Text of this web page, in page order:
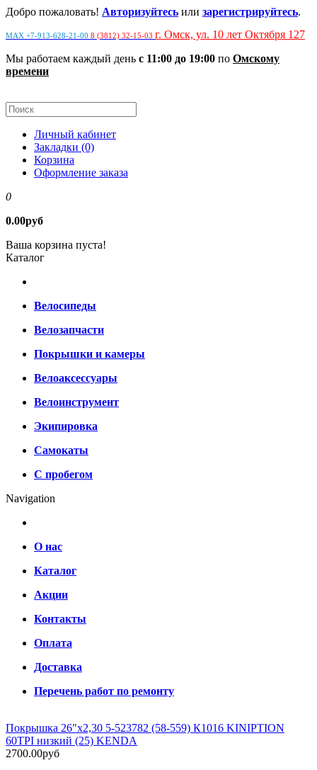
Добро пожаловать! Авторизуйтесь или зарегистрируйтесь.
MAX +7-913-628-21-00 8 (3812) 32-15-03 г. Омск, ул. 10 лет Октября 127
Мы работаем каждый день с 11:00 до 19:00 по Омскому
времени
Личный кабинет
Закладки (0)
Корзина
Оформление заказа
0
0.00руб
Ваша корзина пуста!
Каталог
Велосипеды
Велозапчасти
Покрышки и камеры
Велоаксессуары
Велоинструмент
Экипировка
Самокаты
С пробегом
Navigation
О нас
Каталог
Акции
Контакты
Оплата
Доставка
Перечень работ по ремонту
Покрышка 26"х2,30 5-523782 (58-559) К1016 KINIPTION
60TPI низкий (25) KENDA
2700.00руб